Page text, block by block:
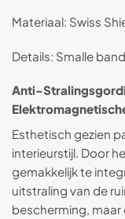
Materiaal: Swiss
Details: Smalle
Anti-
Esthetisch gezien
interieurstijl. Door
gemakkelijk te
uitstraling van de
bescherming, maar